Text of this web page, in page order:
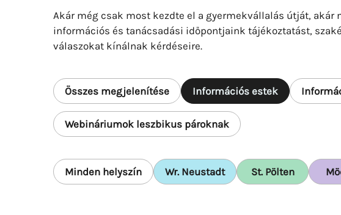
Akár még csak most kezdte el a gyermekvállalás útját, akár
információs és tanácsadási időpontjaink tájékoztatást,
válaszokat kínálnak kérdéseire.
Összes megjelenítése Információs estek
Webináriumok leszbikus pároknak
Minden helyszín Wr. Neustadt St. Pölten